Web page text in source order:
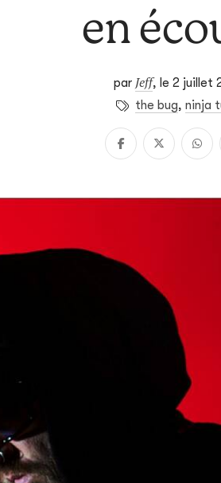
en
par Jeff, le 2 juillet
the bug, ninja